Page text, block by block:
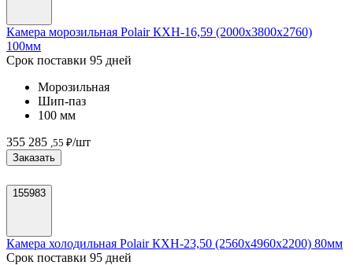
Камера морозильная Polair КХН-16,59 (2000х3800х2760)
100мм
Срок поставки 95 дней
Морозильная
Шип-паз
100 мм
355 285 ,55 ₽/шт
Заказать
155983
Камера холодильная Polair КХН-23,50 (2560х4960х2200) 80мм
Срок поставки 95 дней